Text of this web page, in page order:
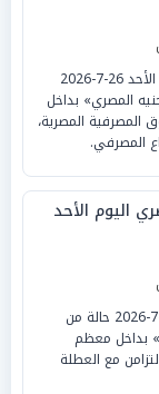
شهد «سعر الريال السعودي» اليوم الأحد 26-7-2026
المصري» بداخل
المصرفية المصرية،
المصرفي.
اليوم الأحد
شهد «سعر اليورو» اليوم الأحد 26-7-2026 حالة من
بداخل معظم
مع العطلة